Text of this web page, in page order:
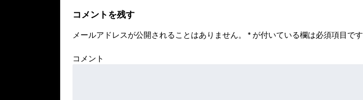
コメントを残す
メールアドレスが公開されることはありません。 * が付いている欄は必須項目です
コメント